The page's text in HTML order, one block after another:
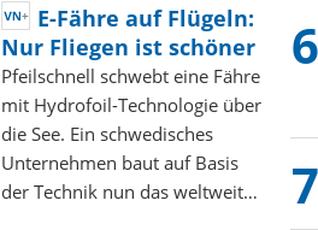
E-Fähre auf Flügeln:
Nur Fliegen ist schöner
Pfeilschnell schwebt eine Fähre
mit Hydrofoil-Technologie über
die See. Ein schwedisches
Unternehmen baut auf Basis
der Technik nun das weltweit…